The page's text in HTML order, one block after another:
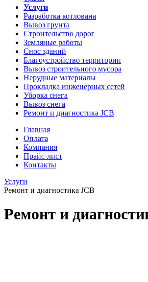
Услуги
Разработка котлована
Вывоз грунта
Строительство дорог
Земляные работы
Снос зданий
Благоустройство территории
Вывоз строительного мусора
Нерудные материалы
Прокладка инженерных сетей
Уборка снега
Вывоз снега
Ремонт и диагностика JCB
Главная
Оплата
Компания
Прайс-лист
Контакты
Услуги
Ремонт и диагностика JCB
Ремонт и